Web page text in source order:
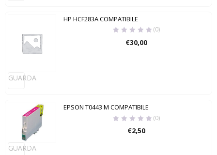
GUARDA
HP HCF283A COMPATIBILE
(0)
€30,00
GUARDA
EPSON T0443 M COMPATIBILE
(0)
€2,50